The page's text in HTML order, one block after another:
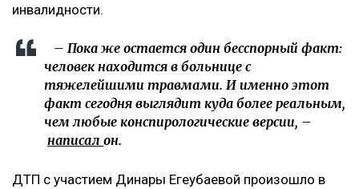
инвалидности.
– Пока же остается один бесспорный факт:
человек находится в больнице с
тяжелейшими травмами. И именно этот
факт сегодня выглядит куда более реальным,
чем любые конспирологические версии, –
написал он.
ДТП с участием Динары Егеубаевой произошло в